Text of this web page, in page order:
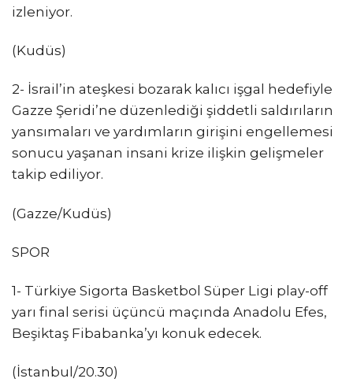
izleniyor.
(Kudüs)
2- İsrail’in ateşkesi bozarak kalıcı işgal hedefiyle
Gazze Şeridi’ne düzenlediği şiddetli saldırıların
yansımaları ve yardımların girişini engellemesi
sonucu yaşanan insani krize ilişkin gelişmeler
takip ediliyor.
(Gazze/Kudüs)
SPOR
1- Türkiye Sigorta Basketbol Süper Ligi play-off
yarı final serisi üçüncü maçında Anadolu Efes,
Beşiktaş Fibabanka’yı konuk edecek.
(İstanbul/20.30)